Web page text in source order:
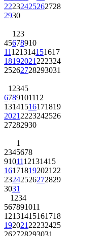
22232425262728
2930
1 23
45678910
11121314151617
18192021 222324
25262728293031
1 2345
6789101112
13141516171819
2021 2223242526
27282930
1
2345678
9101112131415
161718192021 22
23242526272829
3031
1 234
567891011
12131415161718
192021 22232425